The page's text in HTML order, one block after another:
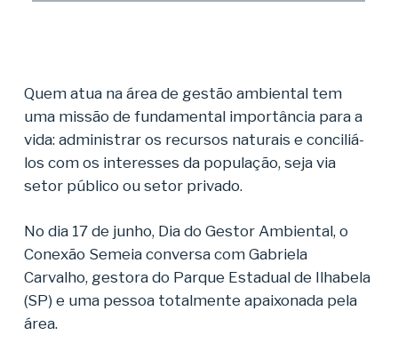
Quem atua na área de gestão ambiental tem
uma missão de fundamental importância para a
vida: administrar os recursos naturais e conciliá-
los com os interesses da população, seja via
setor público ou setor privado.
No dia 17 de junho, Dia do Gestor Ambiental, o
Conexão Semeia conversa com Gabriela
Carvalho, gestora do Parque Estadual de Ilhabela
(SP) e uma pessoa totalmente apaixonada pela
área.